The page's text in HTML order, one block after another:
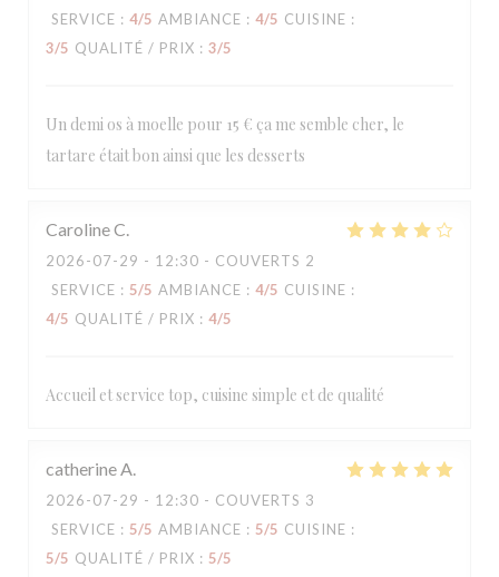
SERVICE : 4/5 AMBIANCE : 4/5 CUISINE :
3/5 QUALITÉ / PRIX : 3/5
Un demi os à moelle pour 15 € ça me semble cher, le
tartare était bon ainsi que les desserts
CarolineC
2026-07-29 - 12:30 - COUVERTS 2
SERVICE : 5/5 AMBIANCE : 4/5 CUISINE :
4/5 QUALITÉ / PRIX : 4/5
Accueil et service top, cuisine simple et de qualité
catherineA
2026-07-29 - 12:30 - COUVERTS 3
SERVICE : 5/5 AMBIANCE : 5/5 CUISINE :
5/5 QUALITÉ / PRIX : 5/5